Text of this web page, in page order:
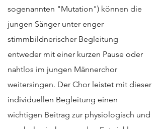
sogenannten "Mutation") können die
jungen Sänger unter enger
stimmbildnerischer Begleitung
entweder mit einer kurzen Pause oder
nahtlos im jungen Männerchor
weitersingen. Der Chor leistet mit dieser
individuellen Begleitung einen
wichtigen Beitrag zur physiologisch und